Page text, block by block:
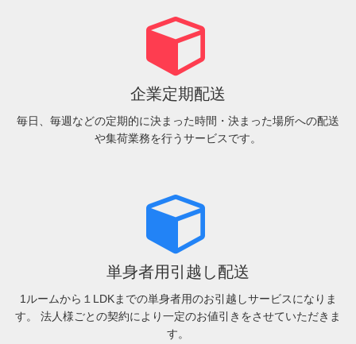
企業定期配送
毎日、毎週などの定期的に決まった時間・決まった場所への配送
や集荷業務を行うサービスです。
単身者用引越し配送
1ルームから１LDKまでの単身者用のお引越しサービスになりま
す。 法人様ごとの契約により一定のお値引きをさせていただきま
す。